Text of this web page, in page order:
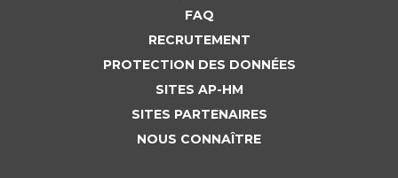
FAQ
RECRUTEMENT
PROTECTION DES DONNÉES
SITES AP-HM
SITES PARTENAIRES
NOUS CONNAÎTRE